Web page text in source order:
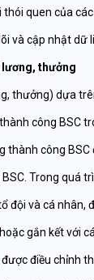
quen của
và cập nhật dữ
lương, thưởng
thưởng) dựa
công BSC
thành công BSC
Trong quá
đội và cá nhân,
gắn kết với
điều chỉnh